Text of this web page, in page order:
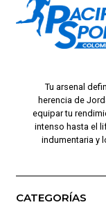
Tu arsenal
herencia de
equipar tu
intenso hasta el
indumentaria y
CATEGORÍAS